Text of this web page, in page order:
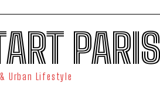
PARIS
Urban Lifestyle